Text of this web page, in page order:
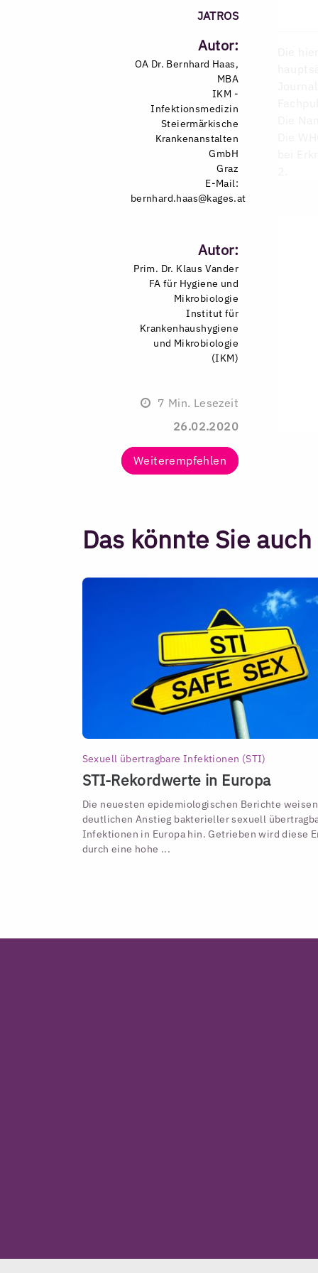
JATROS
Autor:
OA Dr. Bernhard Haas,
MBA
IKM -
Infektionsmedizin
Steiermärkische
Krankenanstalten
GmbH
Graz
E-Mail:
bernhard.haas@kages.at
Autor:
Prim. Dr. Klaus Vander
FA für Hygiene und
Mikrobiologie
Institut für
Krankenhaushygiene
und Mikrobiologie
(IKM)
7 Min. Lesezeit
26.02.2020
Weiterempfehlen
Das könnte Sie
Sexuell übertragbare Infektionen (STI)
STI-Rekordwerte in Europa
Die neuesten epidemiologischen Berichte
deutlichen Anstieg bakterieller sexuell
Infektionen in Europa hin. Getrieben wird diese
durch eine hohe ...